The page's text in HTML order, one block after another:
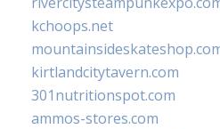
kchoops.net
kirtlandcitytavern.com
301nutritionspot.com
ammos-stores.com